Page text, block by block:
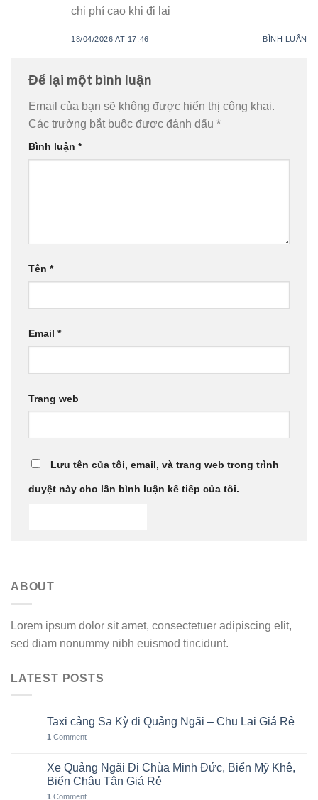
chi phí cao khi đi lại
18/04/2026 AT 17:46 BÌNH LUẬN
Để lại một bình luận
Email của bạn sẽ không được hiển thị công khai.
Các trường bắt buộc được đánh dấu *
Bình luận *
Tên *
Email *
Trang web
Lưu tên của tôi, email, và trang web trong trình
duyệt này cho lần bình luận kế tiếp của tôi.
ABOUT
Lorem ipsum dolor sit amet, consectetuer adipiscing elit,
sed diam nonummy nibh euismod tincidunt.
LATEST POSTS
Taxi cảng Sa Kỳ đi Quảng Ngãi – Chu Lai Giá Rẻ
1 Comment
Xe Quảng Ngãi Đi Chùa Minh Đức, Biển Mỹ Khê,
Biển Châu Tân Giá Rẻ
1 Comment